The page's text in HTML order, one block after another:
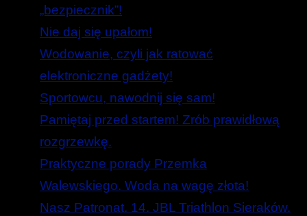
„bezpiecznik”!
Nie daj się upałom!
Wodowanie, czyli jak ratować
elektroniczne gadżety!
Sportowcu, nawodnij się sam!
Pamiętaj przed startem! Zrób prawidłową
rozgrzewkę.
Praktyczne porady Przemka
Walewskiego. Woda na wagę złota!
Nasz Patronat. 14. JBL Triathlon Sieraków.